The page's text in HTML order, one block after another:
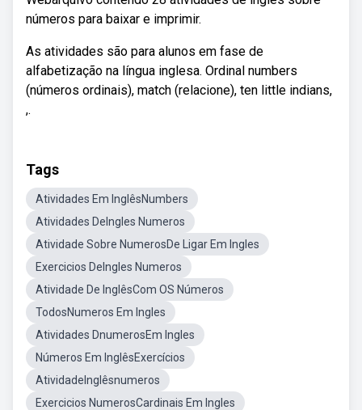
números para baixar e imprimir.
As atividades são para alunos em fase de
alfabetização na língua inglesa. Ordinal numbers
(números ordinais), match (relacione), ten little indians,
,.
Tags
Atividades Em InglêsNumbers
Atividades DeIngles Numeros
Atividade Sobre NumerosDe Ligar Em Ingles
Exercicios DeIngles Numeros
Atividade De InglêsCom OS Números
TodosNumeros Em Ingles
Atividades DnumerosEm Ingles
Números Em InglêsExercícios
AtividadeInglêsnumeros
Exercicios NumerosCardinais Em Ingles